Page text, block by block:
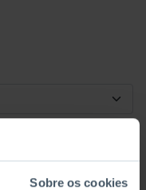
Sobre os cookies